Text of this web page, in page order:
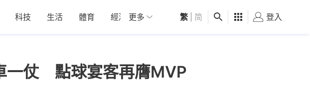
科技 生活 體育 經濟 01深圳 觀點 健康 好食玩飛
更多 繁 简 登入
一仗 點球宴客再膺MVP